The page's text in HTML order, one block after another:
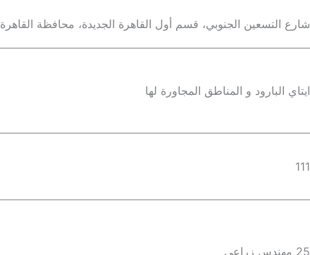
شارع التسعين الجنوبي، قسم أول القاهرة الجديدة، محافظة القاهرة‬ 4730110
ايتاي البارود و المناطق المجاورة لها
111
25 مهندس زراعي